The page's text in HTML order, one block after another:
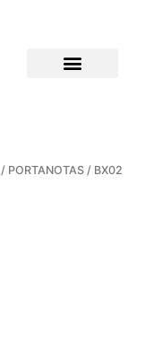
/ PORTANOTAS / BX02